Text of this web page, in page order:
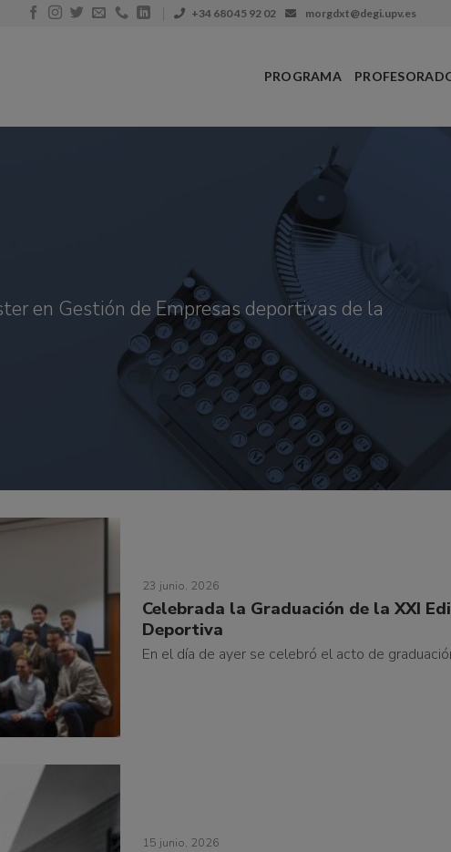
+34 680 45 92 02 morgdxt@degi.upv.es
PROGRAMA
en Gestión de Empresas deportivas de la
23 junio, 2026
Celebrada la Graduación de la XXI
Deportiva
En el día de ayer se celebró el acto de
15 junio, 2026